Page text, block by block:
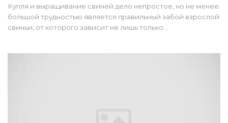
Купля и выращивание свиней дело непростое, но не менее
большой трудностью является правильный забой взрослой
свиньи, от которого зависит не лишь только…